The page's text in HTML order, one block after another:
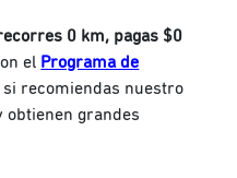
0 km, pagas $0
el Programa de
si recomiendas nuestro
obtienen grandes